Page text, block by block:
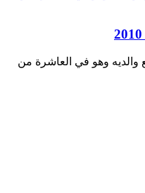
وهو في العاشرة من